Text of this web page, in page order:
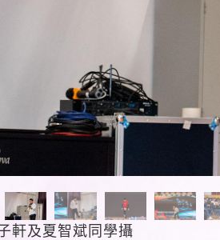
軒及夏智斌同學攝